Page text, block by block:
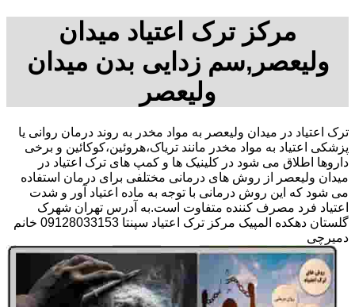
مرکز ترک اعتیاد میدان
ولیعصر,سم زدایی بدن میدان
ولیعصر
ترک اعتیاد در میدان ولیعصر به مواد مخدر به روند درمان روانی یا
پزشکی اعتیاد به مواد مخدر مانند تریاک،هروئین،کوکائین و برخی
داروها اطلاق می شود در کلینیک ها و کمپ های ترک اعتیاد در
میدان ولیعصر از روش های درمانی مختلفی برای درمان استفاده
می شود که این روش درمانی با توجه به ماده اعتیاد آور و شدت
اعتیاد فرد مصرف کننده متفاوت است.به آدرس تهران شهرک
گلستان دهکده المپیک مرکز ترک اعتیاد سپنتا 09128033153 خانم
دمیرچی